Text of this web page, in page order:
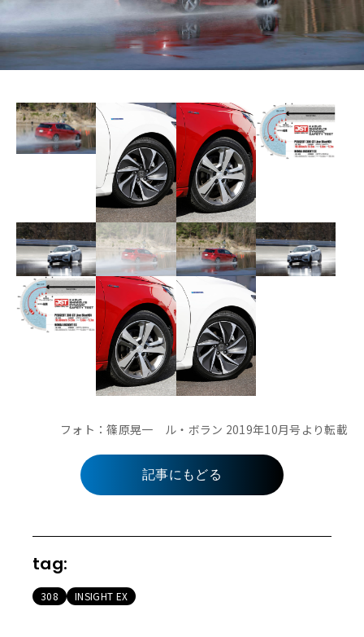
フォト：篠原晃一 ル・ボラン 2019年10月号より転載
記事にもどる
tag:
308 INSIGHT EX